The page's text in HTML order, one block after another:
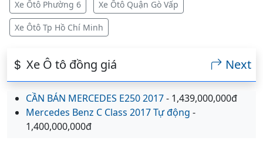
Xe Ôtô Phường 6 Xe Ôtô Quận Gò Vấp
Xe Ôtô Tp Hồ Chí Minh
Xe Ô tô đồng giá Next
CẦN BÁN MERCEDES E250 2017- 1,439,000,000đ
Mercedes Benz C Class 2017 Tự động -
1,400,000,000đ